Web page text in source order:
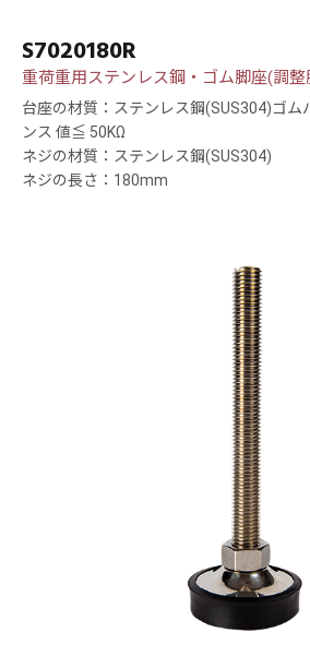
S7020180R
重荷重用ステンレス鋼・ゴム脚座(調整
台座の材質：ステンレス鋼(SUS304)ゴム
ンス 値≦ 50KΩ
ネジの材質：ステンレス鋼(SUS304)
ネジの長さ：180mm